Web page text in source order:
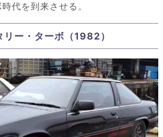
代を到来させる。
ー・ターボ（1982）